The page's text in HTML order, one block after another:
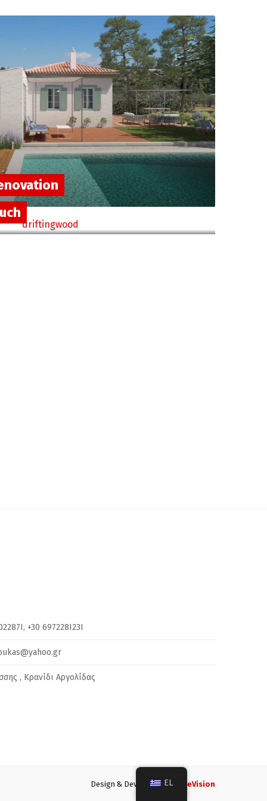
+30 697228I23I
, Κρανίδι Αργολίδας
Design & Development by DeVision
EL